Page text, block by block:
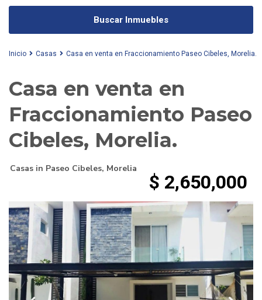
Buscar Inmuebles
Inicio Casas Casa en venta en Fraccionamiento Paseo Cibeles, Morelia.
Casa en venta en
Fraccionamiento Paseo
Cibeles, Morelia.
Casas in Paseo Cibeles, Morelia
$ 2,650,000